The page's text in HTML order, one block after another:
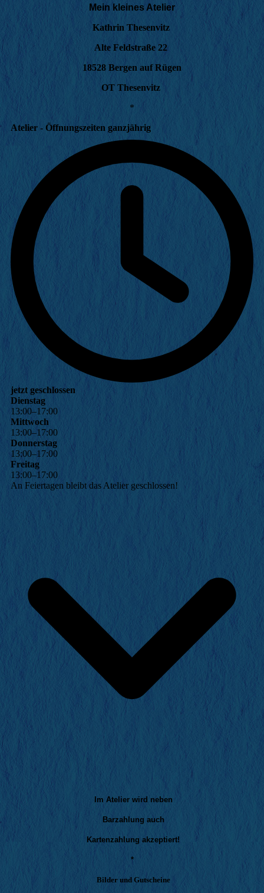
Mein kleines Atelier
Kathrin Thesenvitz
Alte Feldstraße 22
18528 Bergen auf Rügen
OT Thesenvitz
*
Atelier - Öffnungszeiten ganzjährig
jetzt geschlossen
Dienstag
13:00–17:00
Mittwoch
13:00–17:00
Donnerstag
13:00–17:00
Freitag
13:00–17:00
An Feiertagen bleibt das Atelier geschlossen!
Im Atelier wird neben
Barzahlung auch
Kartenzahlung akzeptiert!
*
Bilder und Gutscheine